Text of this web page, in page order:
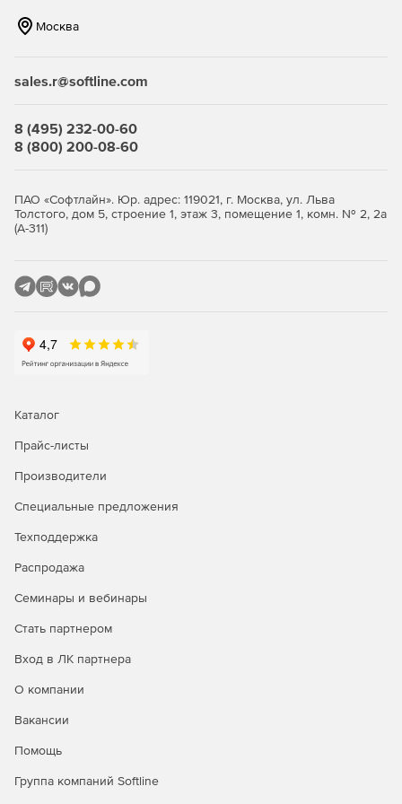
ЖКХ. Собственники помещений могут:
Печатать квитанции за ЖКУ.
Москва
sales.r@softline.com
8 (495) 232-00-60
8 (800) 200-08-60
ПАО «Софтлайн». Юр. адрес: 119021, г. Москва, ул. Льва
Толстого, дом 5, строение 1, этаж 3, помещение 1, комн. № 2, 2а
(А-311)
Каталог
Прайс-листы
Производители
Специальные предложения
Техподдержка
Распродажа
Семинары и вебинары
Стать партнером
Вход в ЛК партнера
О компании
Вакансии
Помощь
Группа компаний Softline